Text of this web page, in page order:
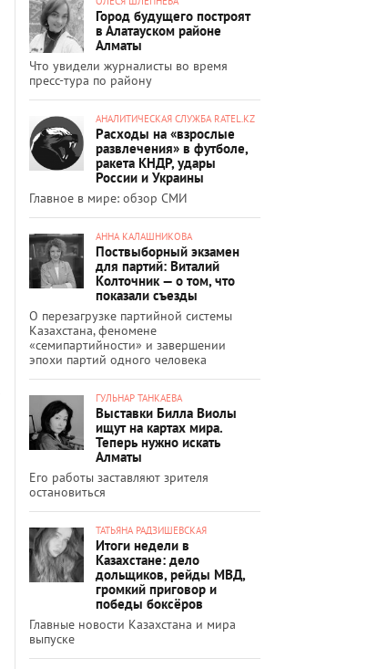
Город будущего построят
в Алатауском районе
Алматы
Что увидели журналисты во время
пресс-тура по району
АНАЛИТИЧЕСКАЯ СЛУЖБА RATEL.KZ
Расходы на «взрослые
развлечения» в футболе,
ракета КНДР, удары
России и Украины
Главное в мире: обзор СМИ
АННА КАЛАШНИКОВА
Поствыборный экзамен
для партий: Виталий
Колточник — о том, что
показали съезды
О перезагрузке партийной системы
Казахстана, феномене
«семипартийности» и завершении
эпохи партий одного человека
ГУЛЬНАР ТАНКАЕВА
Выставки Билла Виолы
ищут на картах мира.
Теперь нужно искать
Алматы
Его работы заставляют зрителя
остановиться
ТАТЬЯНА РАДЗИШЕВСКАЯ
Итоги недели в
Казахстане: дело
дольщиков, рейды МВД,
громкий приговор и
победы боксёров
Главные новости Казахстана и мира
выпуске